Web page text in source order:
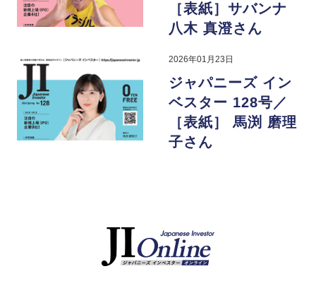
［表紙］サバンナ
八木 真澄さん
2026年01月23日
ジャパニーズ イン
ベスター 128号／
［表紙］ 馬渕 磨理
子さん